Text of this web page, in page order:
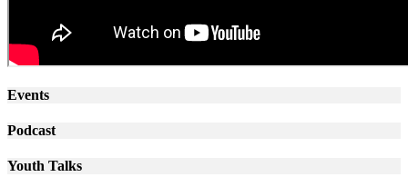
Events
Podcast
Youth Talks